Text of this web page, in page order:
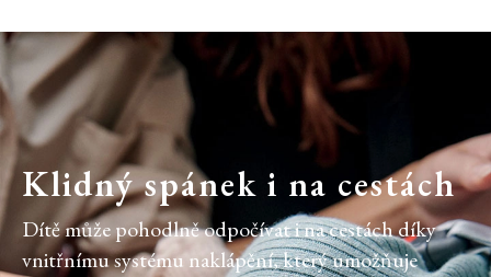
Klidný spánek i na cestách
Dítě může pohodlně odpočívat i na cestách díky
vnitřnímu systému naklápění, který umožňuje